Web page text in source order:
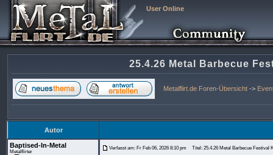
User Online
25.4.26 Metal Barbecue
Metalflirt.de Foren-Übersicht ->
Autor
Baptised-In-Metal
Metalflirter
Verfasst am: Fr Feb 06, 2026 8:10 pm Titel: 25.4.26 Metal Barbecue Festival